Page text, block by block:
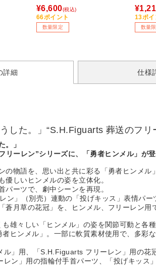
¥6,600(税込)
66ポイント
数量限定
13ポイ
数量
詳細 仕様
うした。」“S.H.Figuarts 葬送のフ
。」
ーレン”シリーズに、「勇者ヒンメル」が登
の物語を、思い出と共に彩る「勇者ヒンメル
優しいヒンメルの姿を立体化。
パーツで、劇中シーンを再現。
ン」（別売）連動の「投げキッス」表情パー
蒼月草の花冠」を、ヒンメル、フリーレン用
雄々しい「ヒンメル」の姿を関節可動と各種
ヒンメル」。一部に軟質素材使用で、多彩
」用、「S.H.Figuarts フリーレン」用の花
ン」用の指輪付手首パーツ、「投げキッス